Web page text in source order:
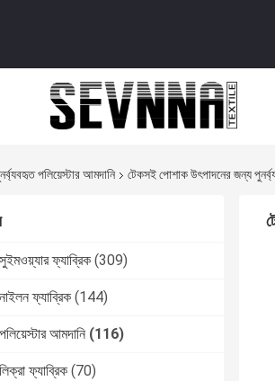
পলিয়েস্টার আমদানি টেকসই পোশাক উৎপাদনের জন্য
ফ্যাব্রিক (309)
ফ্যাব্রিক (144)
আমদানি (116)
ফ্যাব্রিক (70)